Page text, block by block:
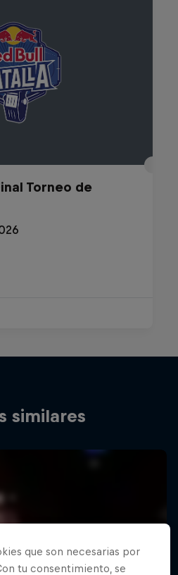
Torneo de
similares
que son necesarias por
tu consentimiento, se